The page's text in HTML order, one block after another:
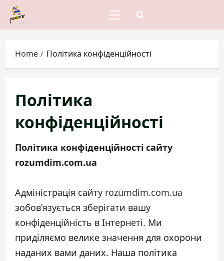
Skip
content
Primary
Menu
Home Політика конфіденційності
Політика
конфіденційності
Політика конфіденційності сайту
rozumdim.com.ua
Адміністрація сайту rozumdim.com.ua
зобов’язується зберігати вашу
конфіденційність в Інтернеті. Ми
приділяємо велике значення для охорони
наданих вами даних. Наша політика